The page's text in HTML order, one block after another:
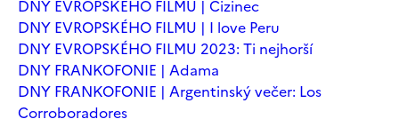
DNY EVROPSKÉHO FILMU | Cizinec
DNY EVROPSKÉHO FILMU | I love Peru
DNY EVROPSKÉHO FILMU 2023: Ti nejhorší
DNY FRANKOFONIE | Adama
DNY FRANKOFONIE | Argentinský večer: Los
Corroboradores